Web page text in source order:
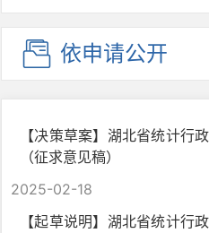
依申请公开
【决策草案】湖北省统计行
（征求意见稿）
2025-02-18
【起草说明】湖北省统计行